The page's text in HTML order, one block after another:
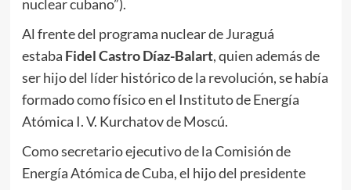
nuclear cubano”).
Al frente del programa nuclear de Juraguá
estaba Fidel Castro Díaz-Balart, quien además de
ser hijo del líder histórico de la revolución, se había
formado como físico en el Instituto de Energía
Atómica I. V. Kurchatov de Moscú.
Como secretario ejecutivo de la Comisión de
Energía Atómica de Cuba, el hijo del presidente